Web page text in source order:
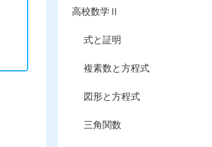
高校数学Ⅱ
式と証明
複素数と方程式
図形と方程式
三角関数